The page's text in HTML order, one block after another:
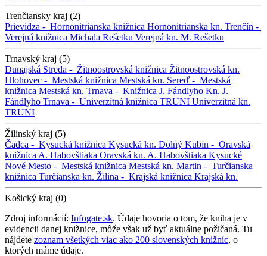
Trenčiansky kraj (2)
Prievidza - Hornonitrianska knižnica Hornonitrianska kn. Trenčín -
Verejná knižnica Michala Rešetku Verejná kn. M. Rešetku
Trnavský kraj (5)
Dunajská Streda - Žitnoostrovská knižnica Žitnoostrovská kn.
Hlohovec - Mestská knižnica Mestská kn. Sereď - Mestská
knižnica Mestská kn. Trnava - Knižnica J. Fándlyho Kn. J.
Fándlyho Trnava - Univerzitná knižnica TRUNI Univerzitná kn.
TRUNI
Žilinský kraj (5)
Čadca - Kysucká knižnica Kysucká kn. Dolný Kubín - Oravská
knižnica A. Habovštiaka Oravská kn. A. Habovštiaka Kysucké
Nové Mesto - Mestská knižnica Mestská kn. Martin - Turčianska
knižnica Turčianska kn. Žilina - Krajská knižnica Krajská kn.
Košický kraj (0)
Zdroj informácií: Infogate.sk. Údaje hovoria o tom, že kniha je v
evidencii danej knižnice, môže však už byť aktuálne požičaná. Tu
nájdete zoznam všetkých viac ako 200 slovenských knižníc, o
ktorých máme údaje.